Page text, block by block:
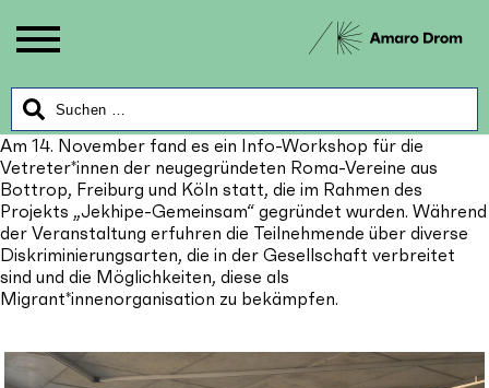
Am 14. November fand es ein Info-Workshop für die
Vetreter*innen der neugegründeten Roma-Vereine aus
Bottrop, Freiburg und Köln statt, die im Rahmen des
Projekts „Jekhipe-Gemeinsam“ gegründet wurden. Während
der Veranstaltung erfuhren die Teilnehmende über diverse
Diskriminierungsarten, die in der Gesellschaft verbreitet
sind und die Möglichkeiten, diese als
Migrant*innenorganisation zu bekämpfen.